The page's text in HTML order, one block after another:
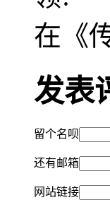
在《
发表
留个名呗
还有邮箱
网站链接